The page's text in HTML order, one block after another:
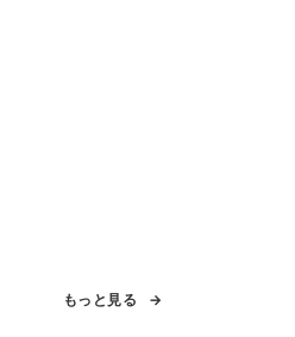
もっと見る